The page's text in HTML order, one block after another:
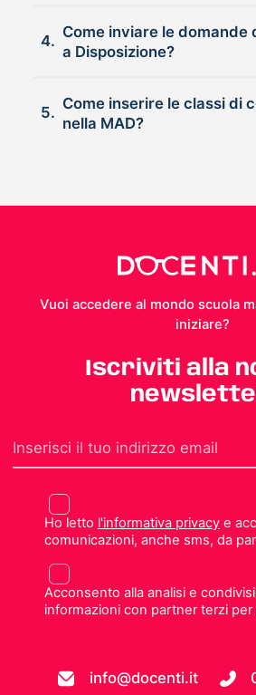
4.
Come inviare le domande
a Disposizione?
5.
Come inserire le classi di concorso
nella MAD?
Vuoi accedere al mondo scuola
iniziare?
Iscriviti alla
Ho letto l'informativa privacye
comunicazioni, anche sms, da
Acconsento alla analisi e
informazioni con partner terzi
info@docenti.it